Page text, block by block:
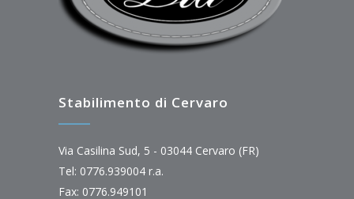
Stabilimento di Cervaro
Via Casilina Sud, 5 - 03044 Cervaro (FR)
Tel: 0776.939004 r.a.
Fax: 0776.949101